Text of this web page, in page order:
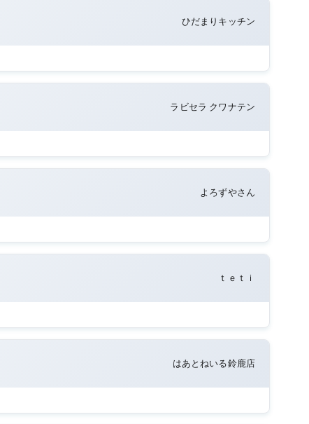
ひだまりキッチン
ラビセラ クワナテン
よろずやさん
ｔｅｔｉ
はあとねいる鈴鹿店